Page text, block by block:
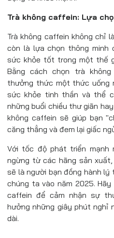
Trà không caffein: Lựa
Trà không caffein không chỉ
còn là lựa chọn thông minh
sức khỏe tốt trong một thế
Bằng cách chọn trà
thưởng thức một thức uống
sức khỏe tinh thần và thể
những buổi chiều thư giãn
không caffein sẽ giúp bạn
căng thẳng và đem lại giấc
Với tốc độ phát triển mạnh
ngừng từ các hãng sản
sẽ là người bạn đồng hành
chúng ta vào năm 2025.
caffein để cảm nhận sự
hưởng những giây phút nghỉ
dài.